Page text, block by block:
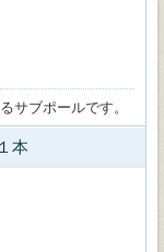
サブポールです。
本